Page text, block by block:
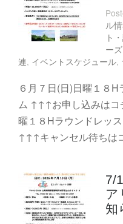
ル
ト
ー
連, イベントスケジュール,
６月７日(日)日曜１８
ム ↑↑↑お申し込みは
曜１８Hラウンドレッ
↑↑↑キャンセル待ち
7/
ア
知